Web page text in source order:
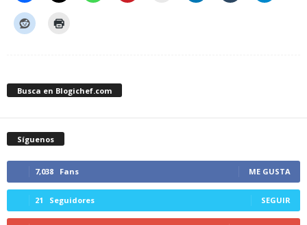
Busca en Blogichef.com
Síguenos
7,038 Fans ME GUSTA
21 Seguidores SEGUIR